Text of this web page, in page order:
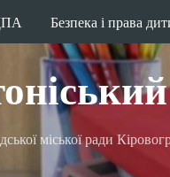
вмісту
міської ради
Безпека і права